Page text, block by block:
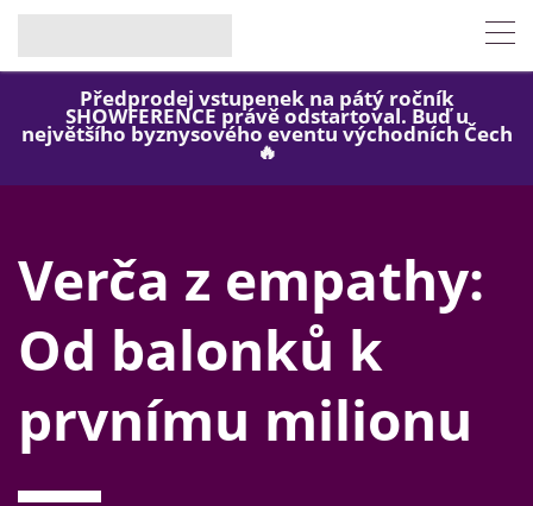
Předprodej vstupenek na pátý ročník
SHOWFERENCE právě odstartoval. Buď u
největšího byznysového eventu východních Čech
🔥
Verča z empathy:
Od balonků k
prvnímu milionu